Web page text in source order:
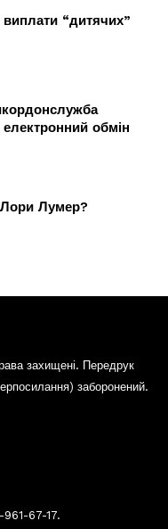
“дитячих”
обмін
Лумер?
захищені. Передрук
заборонений.
67-17.